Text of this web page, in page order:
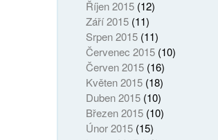
Říjen 2015(12)
Září 2015(11)
Srpen 2015(11)
Červenec 2015(10)
Červen 2015(16)
Květen 2015(18)
Duben 2015(10)
Březen 2015(10)
Únor 2015(15)